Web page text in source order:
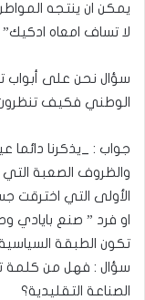
يمكن ان ينتجه
لا تساف امعاه ادكيك”
سؤال نحن على أبواب
الوطني فكيف تنظرون
جواب : _يذكرنا دائما
والظروف الصعبة
الأولى التي
او فرد ” صنع بايادي
تكون الطبقة
سؤال : فهل من كلمة
الصناعة التقليدية؟